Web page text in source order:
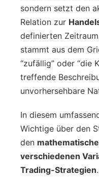
sondern setzt den
Relation zur
definierten
stammt aus dem
“zufällig” oder “die
treffende
unvorhersehbare
In diesem
Wichtige über den
den
verschiedenen
Trading-Strategien